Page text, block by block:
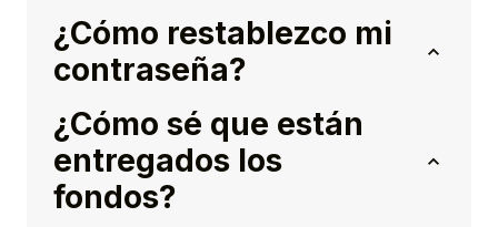
¿Cómo restablezco mi
contraseña?
¿Cómo sé que están
entregados los
fondos?